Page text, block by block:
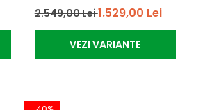
2.549,00 Lei1.529,00 Lei
VEZI VARIANTE